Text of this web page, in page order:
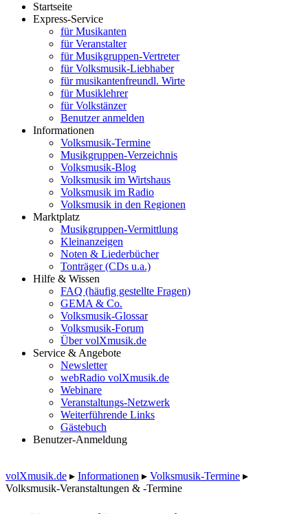
Startseite
Express-Service
für Musikanten
für Veranstalter
für Musikgruppen-Vertreter
für Volksmusik-Liebhaber
für musikantenfreundl. Wirte
für Musiklehrer
für Volkstänzer
Benutzer anmelden
Informationen
Volksmusik-Termine
Musikgruppen-Verzeichnis
Volksmusik-Blog
Volksmusik im Wirtshaus
Volksmusik im Radio
Volksmusik in den Regionen
Marktplatz
Musikgruppen-Vermittlung
Kleinanzeigen
Noten & Liederbücher
Tonträger (CDs u.a.)
Hilfe & Wissen
FAQ (häufig gestellte Fragen)
GEMA & Co.
Volksmusik-Glossar
Volksmusik-Forum
Über volXmusik.de
Service & Angebote
Newsletter
webRadio volXmusik.de
Webinare
Veranstaltungs-Netzwerk
Weiterführende Links
Gästebuch
Benutzer-Anmeldung
volXmusik.de ▸ Informationen ▸ Volksmusik-Termine ▸
Volksmusik-Veranstaltungen & -Termine